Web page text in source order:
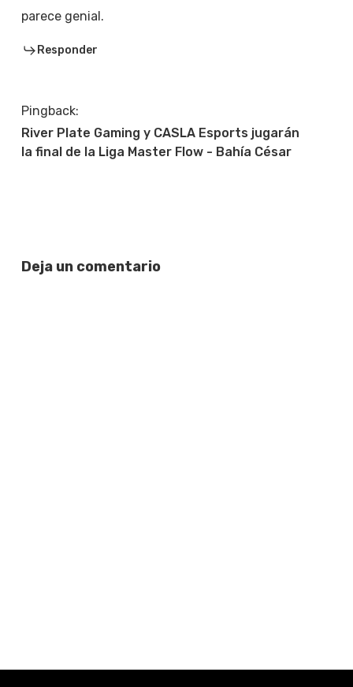
parece genial.
Responder
Pingback:
River Plate Gaming y CASLA Esports jugarán
la final de la Liga Master Flow - Bahía César
Deja un comentario